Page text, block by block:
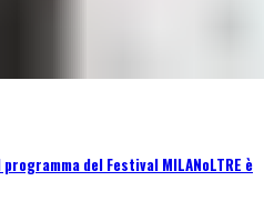
del Festival MILANoLTRE è